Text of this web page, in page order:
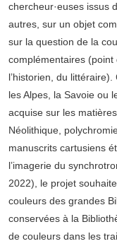
chercheur·euses issus
autres, sur un objet
sur la question de la
complémentaires
l’historien, du
les Alpes, la Savoie ou
acquise sur les
Néolithique,
manuscrits cartusiens
l’imagerie du
2022), le projet
couleurs des grandes
conservées à la
de couleurs dans les